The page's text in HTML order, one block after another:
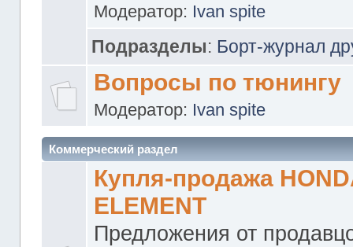
Модератор: Ivan spite
Подразделы: Борт-журнал
Вопросы по тюнингу
Модератор: Ivan spite
Коммерческий раздел
Купля-продажа
ELEMENT
Предложения от